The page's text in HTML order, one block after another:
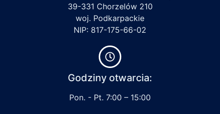
39-331 Chorzelów 210
woj. Podkarpackie
NIP: 817-175-66-02
Godziny otwarcia:
Pon. - Pt. 7:00 – 15:00